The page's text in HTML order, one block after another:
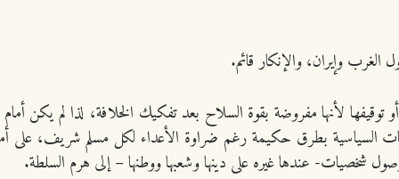
وإيران، والإنكار قائم.
وليس لهم قدرة بمنعها أو توقيفها لأنها مفروضة بقوة السلاح بعد تفكيك الخلافة،
السياسية بطرق حكيمة رغم ضراوة الأعداء لكل مسلم شريف، على أمل
شخصيات- عندها غيره على دينها وشعبها ووطنها – إلى هرم السلطة.